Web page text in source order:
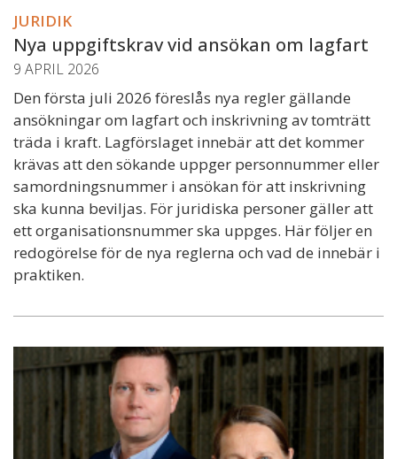
JURIDIK
Nya uppgiftskrav vid ansökan om lagfart
9 APRIL 2026
Den första juli 2026 föreslås nya regler gällande
ansökningar om lagfart och inskrivning av tomträtt
träda i kraft. Lagförslaget innebär att det kommer
krävas att den sökande uppger personnummer eller
samordningsnummer i ansökan för att inskrivning
ska kunna beviljas. För juridiska personer gäller att
ett organisationsnummer ska uppges. Här följer en
redogörelse för de nya reglerna och vad de innebär i
praktiken.